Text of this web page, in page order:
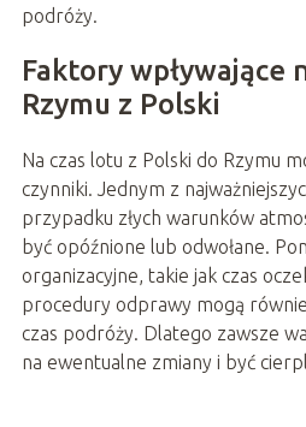
podróży.
Faktory wpływające
Rzymu z Polski
Na czas lotu z Polski do Rzymu
czynniki. Jednym z
przypadku złych warunków
być opóźnione lub odwołane.
organizacyjne, takie jak czas
procedury odprawy mogą
czas podróży. Dlatego zawsze
na ewentualne zmiany i być